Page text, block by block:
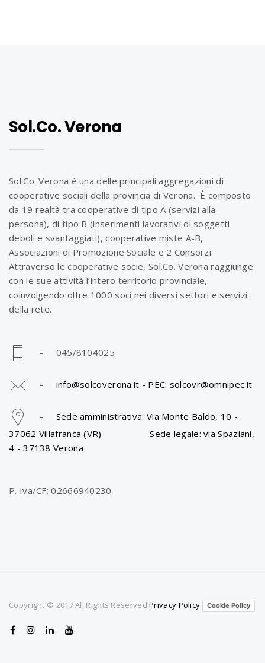
Sol.Co. Verona
Sol.Co. Verona è una delle principali aggregazioni di
cooperative sociali della provincia di Verona. È composto
da 19 realtà tra cooperative di tipo A (servizi alla
persona), di tipo B (inserimenti lavorativi di soggetti
deboli e svantaggiati), cooperative miste A-B,
Associazioni di Promozione Sociale e 2 Consorzi.
Attraverso le cooperative socie, Sol.Co. Verona raggiunge
con le sue attività l’intero territorio provinciale,
coinvolgendo oltre 1000 soci nei diversi settori e servizi
della rete.
- 045/8104025
- info@solcoverona.it - PEC: solcovr@omnipec.it
- Sede amministrativa: Via Monte Baldo, 10 -
37062 Villafranca (VR) Sede legale: via Spaziani,
4 - 37138 Verona
P. Iva/CF: 02666940230
Copyright © 2017 All Rights ReservedPrivacy Policy Cookie Policy